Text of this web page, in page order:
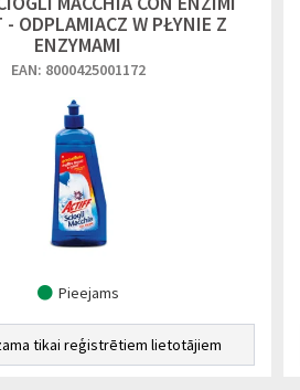
ODPLAMIACZ W PŁYNIE Z
ENZYMAMI
EAN: 8000425001172
Pieejams
tikai reģistrētiem lietotājiem